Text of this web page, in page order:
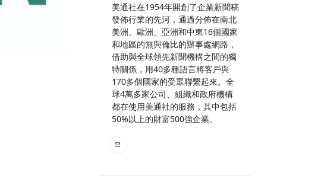
美通社在1954年開創了企業新聞稿
發佈行業的先河，通過分佈在南北
美洲、歐洲、亞洲和中東16個國家
和地區的無與倫比的辦事處網路，
借助與全球領先新聞機構之間的獨
特關係，用40多種語言將客戶與
170多個國家的受眾聯繫起來。全
球4萬多家公司、組織和政府機構
都在使用美通社的服務，其中包括
50%以上的財富500強企業。